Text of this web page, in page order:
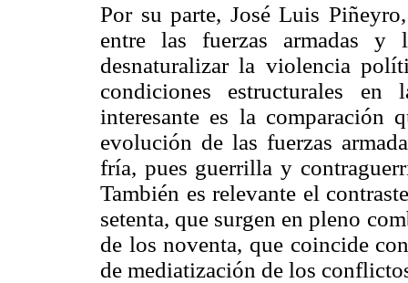
Por su parte, José Luis
entre las fuerzas armadas
desnaturalizar la violencia
condiciones estructurales en
interesante es la comparación
evolución de las fuerzas
fría, pues guerrilla y
También es relevante el
setenta, que surgen en pleno
de los noventa, que coincide
de mediatización de los